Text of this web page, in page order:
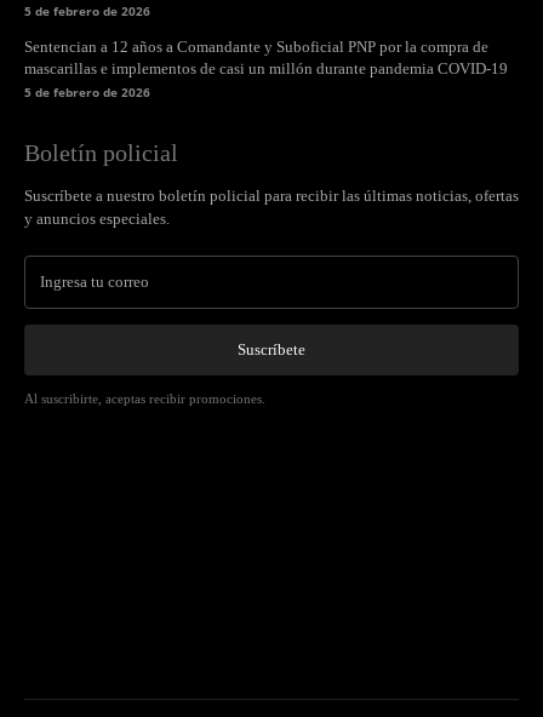
5 de febrero de 2026
Sentencian a 12 años a Comandante y Suboficial PNP por la compra de
mascarillas e implementos de casi un millón durante pandemia COVID-19
5 de febrero de 2026
Boletín policial
Suscríbete a nuestro boletín policial para recibir las últimas noticias, ofertas
y anuncios especiales.
Suscríbete
Al suscribirte, aceptas recibir promociones.